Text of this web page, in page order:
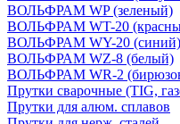
ВОЛЬФРАМ WP (зеленый)
ВОЛЬФРАМ WT-20
ВОЛЬФРАМ WY-20 (синий)
ВОЛЬФРАМ WZ-8 (белый)
ВОЛЬФРАМ WR-2
Прутки сварочные (TIG,
Прутки для алюм. сплавов